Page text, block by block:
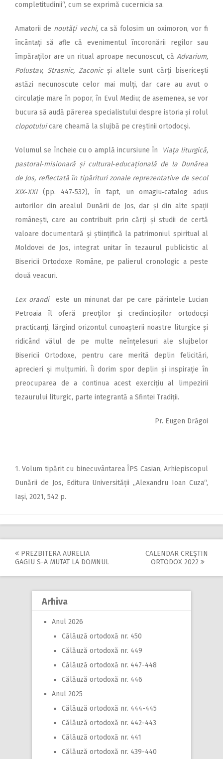
completitudinii“, cum se exprimă cucernicia sa.
Amatorii de noutăți vechi,ca să folosim un oximoron, vor fi
încântați să afle că evenimentul încoronării regilor sau
împăraților are un ritual aproape necunoscut, că Advarium,
Polustav, Strasnic, Zaconic și altele sunt cărți bisericești
astăzi necunoscute celor mai mulți, dar care au avut o
circulație mare în popor, în Evul Mediu; de asemenea, se vor
bucura să audă părerea specialistului despre istoria și rolul
clopotuluicare cheamă la slujbă pe creștinii ortodocși.
Volumul se încheie cu o amplă incursiune în
Viața liturgică,
pastoral‑misionară și cultural‑educațională de la Dunărea
de Jos, reflectată în tipărituri zonale reprezentative de secol
XIX‑XXI (pp. 447‑532), în fapt, un omagiu‑cata­log adus
autorilor din arealul Dunării de Jos, dar și din alte spații
românești, care au contribuit prin cărți și studii de certă
valoare documentară și științifică la patrimoniul spiritual al
Moldovei de Jos, integrat unitar în tezaurul publicistic al
Bisericii Ortodoxe Române, pe palierul cronologic a peste
două veacuri.
Lex orandi
este un minunat dar pe care părintele Lucian
Petroaia îl oferă preoților și credincioșilor ortodocși
practicanți, lărgind orizontul cunoașterii noastre liturgice și
ridicând vălul de pe multe neînțelesuri ale slujbelor
Bisericii Ortodoxe, pentru care merită deplin felicitări,
aprecieri și mulțumiri. Îi dorim spor deplin și inspirație în
preocuparea de a continua acest exercițiu al limpezirii
tezaurului liturgic, parte integrantă a Sfintei Tradiții.
Pr. Eugen Drăgoi
1. Volum tipărit cu binecuvântarea ÎPS Casian, Arhiepiscopul
Dunării de Jos, Editura Universității „Alexandru Ioan Cuza“,
Iași, 2021, 542 p.
Post
navigation
PREZBITERA AURELIA
GAGIU S-A MUTAT LA DOMNUL
CALENDAR CREŞTIN
ORTODOX 2022
Arhiva
Anul 2026
Călăuză ortodoxă nr. 450
Călăuză ortodoxă nr. 449
Călăuză ortodoxă nr. 447-448
Călăuză ortodoxă nr. 446
Anul 2025
Călăuză ortodoxă nr. 444-445
Călăuză ortodoxă nr. 442-443
Călăuză ortodoxă nr. 441
Călăuză ortodoxă nr. 439-440